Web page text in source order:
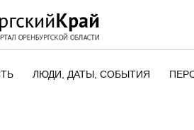
ЛЮДИ, ДАТЫ, CОБЫТИЯ